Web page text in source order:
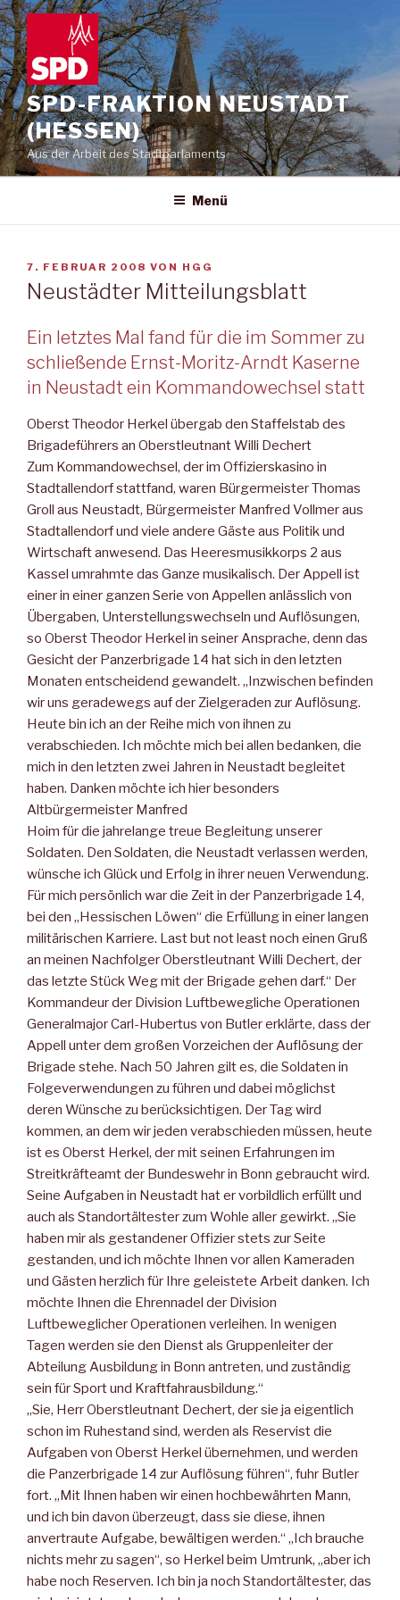
Zum
Inhalt
springen
SPD-FRAKTION NEUSTADT
(HESSEN)
Aus der Arbeit des Stadtparlaments
Menü
VERÖFFENTLICHT
AM
7. FEBRUAR 2008 VON HGG
Neustädter Mitteilungsblatt
Ein letztes Mal fand für die im Sommer zu
schließende Ernst-Moritz-Arndt Kaserne
in Neustadt ein Kommandowechsel statt
Oberst Theodor Herkel übergab den Staffelstab des
Brigadeführers an Oberstleutnant Willi Dechert
Zum Kommandowechsel, der im Offizierskasino in
Stadtallendorf stattfand, waren Bürgermeister Thomas
Groll aus Neustadt, Bürgermeister Manfred Vollmer aus
Stadtallendorf und viele andere Gäste aus Politik und
Wirtschaft anwesend. Das Heeresmusikkorps 2 aus
Kassel umrahmte das Ganze musikalisch. Der Appell ist
einer in einer ganzen Serie von Appellen anlässlich von
Übergaben, Unterstellungswechseln und Auflösungen,
so Oberst Theodor Herkel in seiner Ansprache, denn das
Gesicht der Panzerbrigade 14 hat sich in den letzten
Monaten entscheidend gewandelt. „Inzwischen befinden
wir uns geradewegs auf der Zielgeraden zur Auflösung.
Heute bin ich an der Reihe mich von ihnen zu
verabschieden. Ich möchte mich bei allen bedanken, die
mich in den letzten zwei Jahren in Neustadt begleitet
haben. Danken möchte ich hier besonders
Altbürgermeister Manfred
Hoim für die jahrelange treue Begleitung unserer
Soldaten. Den Soldaten, die Neustadt verlassen werden,
wünsche ich Glück und Erfolg in ihrer neuen Verwendung.
Für mich persönlich war die Zeit in der Panzerbrigade 14,
bei den „Hessischen Löwen“ die Erfüllung in einer langen
militärischen Karriere. Last but not least noch einen Gruß
an meinen Nachfolger Oberstleutnant Willi Dechert, der
das letzte Stück Weg mit der Brigade gehen darf.“ Der
Kommandeur der Division Luftbewegliche Operationen
Generalmajor Carl-Hubertus von Butler erklärte, dass der
Appell unter dem großen Vorzeichen der Auflösung der
Brigade stehe. Nach 50 Jahren gilt es, die Soldaten in
Folgeverwendungen zu führen und dabei möglichst
deren Wünsche zu berücksichtigen. Der Tag wird
kommen, an dem wir jeden verabschieden müssen, heute
ist es Oberst Herkel, der mit seinen Erfahrungen im
Streitkräfteamt der Bundeswehr in Bonn gebraucht wird.
Seine Aufgaben in Neustadt hat er vorbildlich erfüllt und
auch als Standortältester zum Wohle aller gewirkt. „Sie
haben mir als gestandener Offizier stets zur Seite
gestanden, und ich möchte Ihnen vor allen Kameraden
und Gästen herzlich für Ihre geleistete Arbeit danken. Ich
möchte Ihnen die Ehrennadel der Division
Luftbeweglicher Operationen verleihen. In wenigen
Tagen werden sie den Dienst als Gruppenleiter der
Abteilung Ausbildung in Bonn antreten, und zuständig
sein für Sport und Kraftfahrausbildung.“
„Sie, Herr Oberstleutnant Dechert, der sie ja eigentlich
schon im Ruhestand sind, werden als Reservist die
Aufgaben von Oberst Herkel übernehmen, und werden
die Panzerbrigade 14 zur Auflösung führen“, fuhr Butler
fort. „Mit Ihnen haben wir einen hochbewährten Mann,
und ich bin davon überzeugt, dass sie diese, ihnen
anvertraute Aufgabe, bewältigen werden.“ „Ich brauche
nichts mehr zu sagen“, so Herkel beim Umtrunk, „aber ich
habe noch Reserven. Ich bin ja noch Standortältester, das